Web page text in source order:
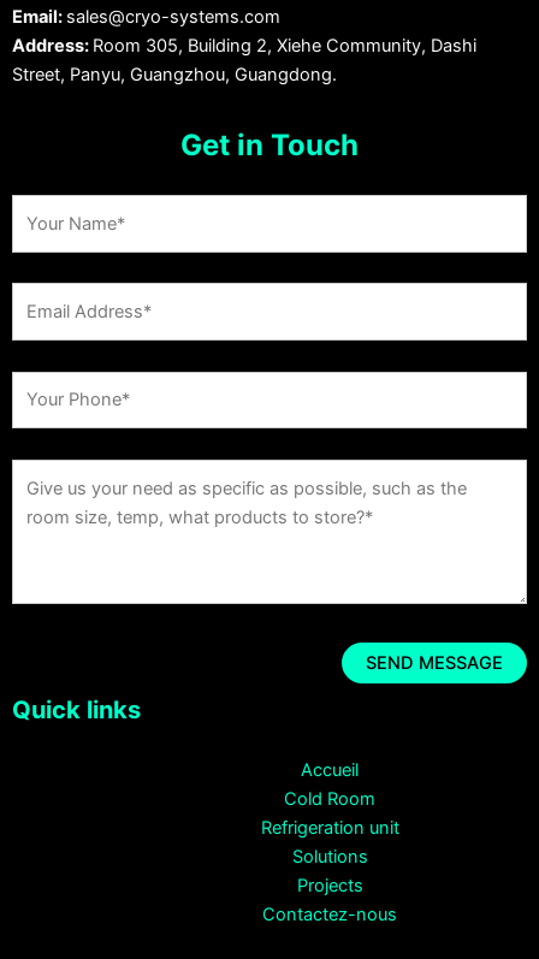
Email: sales@cryo-systems.com
Address: Room 305, Building 2, Xiehe Community, Dashi
Street, Panyu, Guangzhou, Guangdong.
Get in Touch
Quick links
Accueil
Cold Room
Refrigeration unit
Solutions
Projects
Contactez-nous